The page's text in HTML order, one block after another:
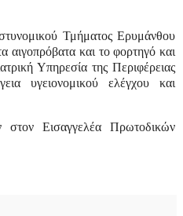
Τμήματος Ερυμάνθου
αιγοπρόβατα και το φορτηγό και
Υπηρεσία της Περιφέρειας
υγειονομικού ελέγχου και
στον Εισαγγελέα Πρωτοδικών